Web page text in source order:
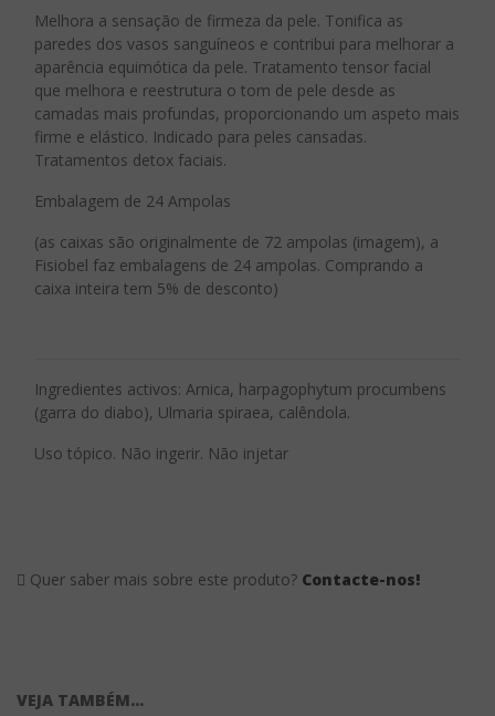
Melhora a sensação de firmeza da pele. Tonifica as
paredes dos vasos sanguíneos e contribui para melhorar a
aparência equimótica da pele. Tratamento tensor facial
que melhora e reestrutura o tom de pele desde as
camadas mais profundas, proporcionando um aspeto mais
firme e elástico. Indicado para peles cansadas.
Tratamentos detox faciais.
Embalagem de 24 Ampolas
(as caixas são originalmente de 72 ampolas (imagem), a
Fisiobel faz embalagens de 24 ampolas. Comprando a
caixa inteira tem 5% de desconto)
Ingredientes activos: Arnica, harpagophytum procumbens
(garra do diabo), Ulmaria spiraea, calêndola.
Uso tópico. Não ingerir. Não injetar
Quer saber mais sobre este produto? Contacte-nos!
VEJA TAMBÉM...